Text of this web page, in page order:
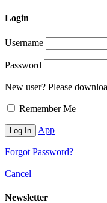
Login
Username
Password
New user? Please
Remember Me
App
Forgot Password?
Cancel
Newsletter